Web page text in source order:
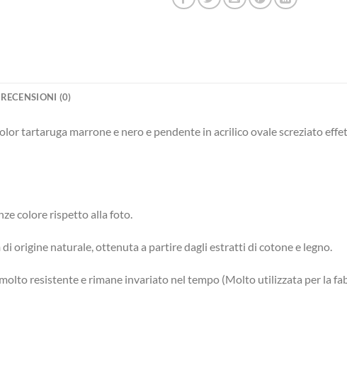
RECENSIONI (0)
tartaruga marrone e nero e pendente in acrilico ovale screziato
colore rispetto alla foto.
origine naturale, ottenuta a partire dagli estratti di cotone e legno.
resistente e rimane invariato nel tempo (Molto utilizzata per la